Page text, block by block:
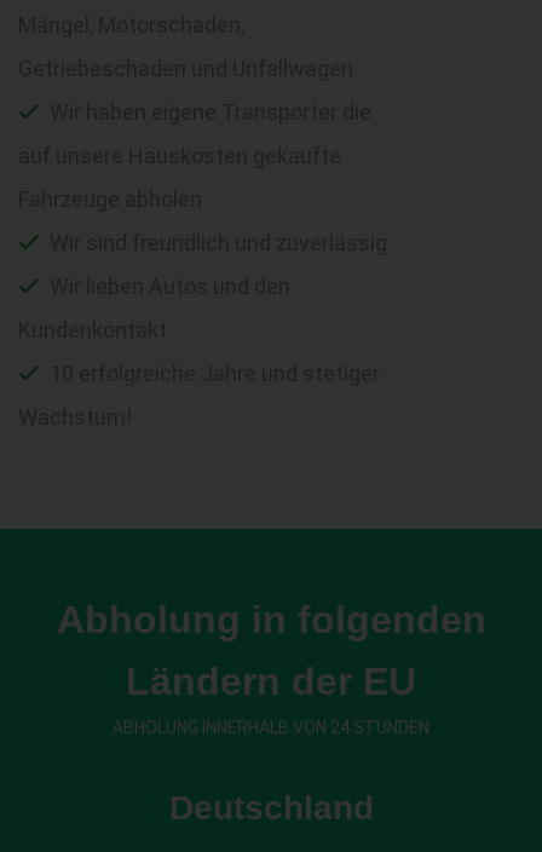
Abholung in folgenden
Ländern der EU
ABHOLUNG INNERHALB VON 24 STUNDEN
Deutschland